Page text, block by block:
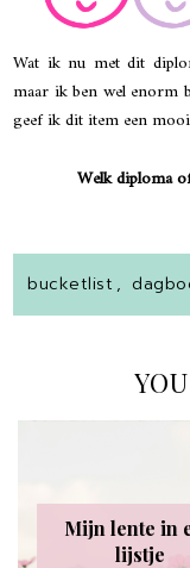
Wat ik nu met dit
maar ik ben wel enorm
geef ik dit item een
Welk diploma
bucketlist ,
Mijn lente in
lijstje